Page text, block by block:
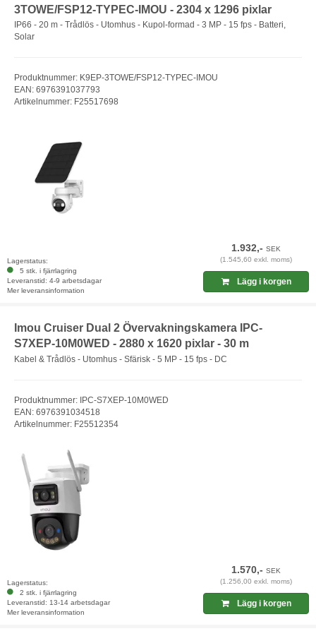
3TOWE/FSP12-TYPEC-IMOU - 2304 x 1296 pixlar
IP66 - 20 m - Trådlös - Utomhus - Kupol-formad - 3 MP - 15 fps - Batteri,
Solar
Produktnummer: K9EP-3TOWE/FSP12-TYPEC-IMOU
EAN: 6976391037793
Artikelnummer: F25517698
Lagerstatus:
5 stk. i fjärrlagring
Leveranstid: 4-9 arbetsdagar
Mer leveransinformation
1.932,-SEK
(1.545,60 exkl. moms)
Lägg i korgen
Imou Cruiser Dual 2 Övervakningskamera IPC-
S7XEP-10M0WED - 2880 x 1620 pixlar - 30 m
Kabel & Trådlös - Utomhus - Sfärisk - 5 MP - 15 fps - DC
Produktnummer: IPC-S7XEP-10M0WED
EAN: 6976391034518
Artikelnummer: F25512354
Lagerstatus:
2 stk. i fjärrlagring
Leveranstid: 13-14 arbetsdagar
Mer leveransinformation
1.570,-SEK
(1.256,00 exkl. moms)
Lägg i korgen